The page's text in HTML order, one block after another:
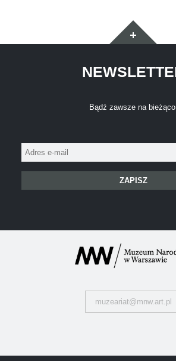
Widgety
Bądź zawsze na
Adres
e-
muzeariat@mnw.art.pl